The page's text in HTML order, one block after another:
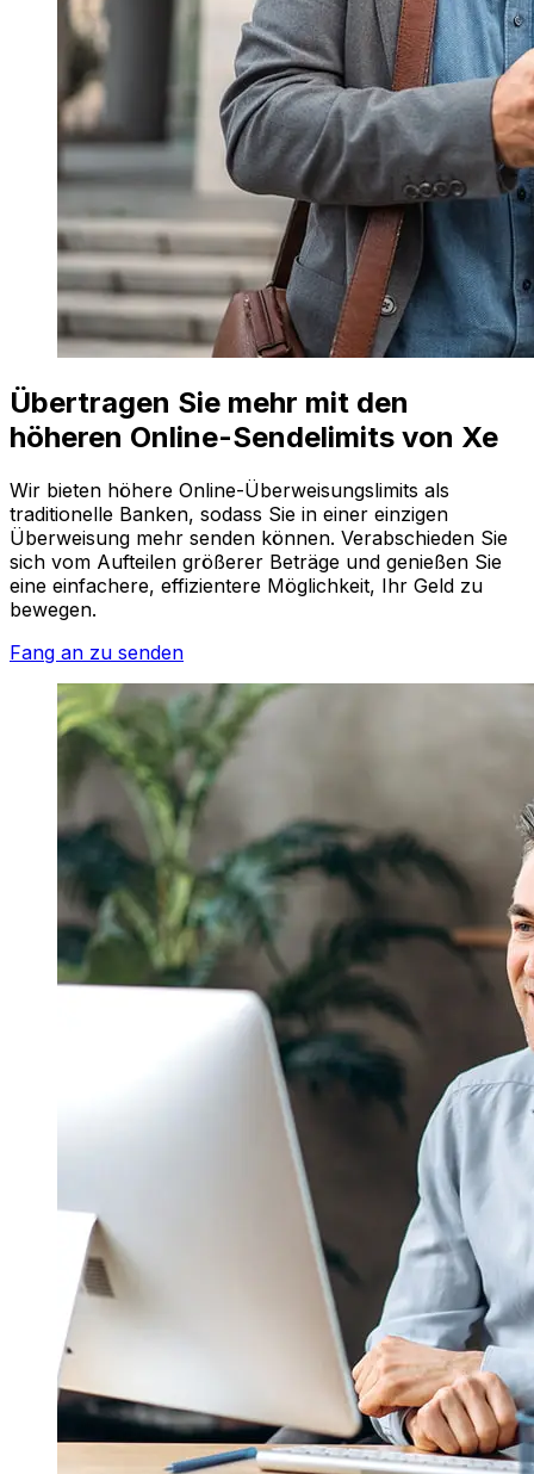
Übertragen Sie mehr mit den
höheren Online-Sendelimits von Xe
Wir bieten höhere Online-Überweisungslimits als
traditionelle Banken, sodass Sie in einer einzigen
Überweisung mehr senden können. Verabschieden Sie
sich vom Aufteilen größerer Beträge und genießen Sie
eine einfachere, effizientere Möglichkeit, Ihr Geld zu
bewegen.
Fang an zu senden